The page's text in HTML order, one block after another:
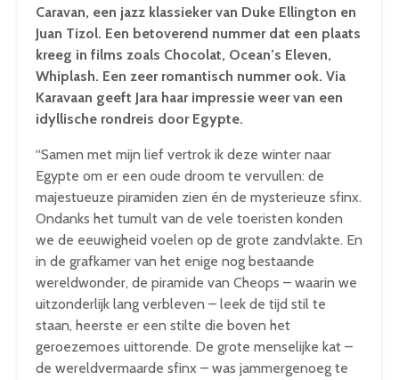
Caravan, een jazz klassieker van Duke Ellington en
Juan Tizol. Een betoverend nummer dat een plaats
kreeg in films zoals Chocolat, Ocean’s Eleven,
Whiplash. Een zeer romantisch nummer ook. Via
Karavaan geeft Jara haar impressie weer van een
idyllische rondreis door Egypte.
“Samen met mijn lief vertrok ik deze winter naar
Egypte om er een oude droom te vervullen: de
majestueuze piramiden zien én de mysterieuze sfinx.
Ondanks het tumult van de vele toeristen konden
we de eeuwigheid voelen op de grote zandvlakte. En
in de grafkamer van het enige nog bestaande
wereldwonder, de piramide van Cheops – waarin we
uitzonderlijk lang verbleven – leek de tijd stil te
staan, heerste er een stilte die boven het
geroezemoes uittorende. De grote menselijke kat –
de wereldvermaarde sfinx – was jammergenoeg te